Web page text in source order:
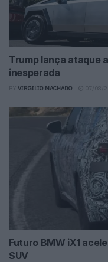
Trump lança ataque
inesperada
VIRGILIO MACHADO
Futuro BMW iX1
SUV